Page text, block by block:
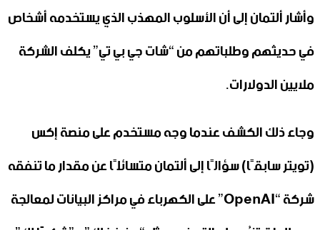
وأشار ألتمان إلى أن الأسلوب المهذب الذي يستخدمه أشخاص
في حديثهم وطلباتهم من “شات جي بي تي” يكلف الشركة
ملايين الدولارات.
وجاء ذلك الكشف عندما وجه مستخدم على منصة إكس
(تويتر سابقًا) سؤالًا إلى ألتمان متسائلًا عن مقدار ما تنفقه
شركة “OpenAI” على الكهرباء في مراكز البيانات لمعالجة